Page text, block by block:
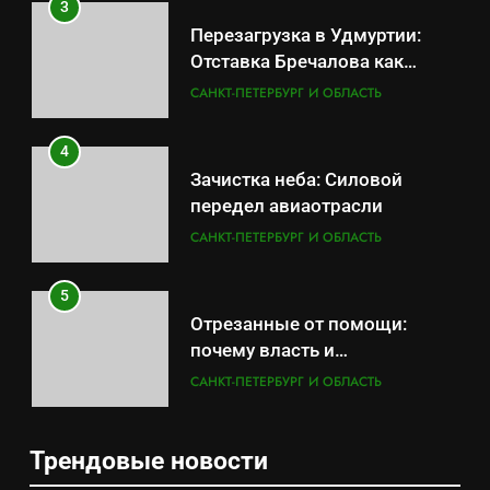
3
Перезагрузка в Удмуртии:
Отставка Бречалова как
результат управленческих
САНКТ-ПЕТЕРБУРГ И ОБЛАСТЬ
4
Зачистка неба: Силовой
передел авиаотрасли
САНКТ-ПЕТЕРБУРГ И ОБЛАСТЬ
5
Отрезанные от помощи:
почему власть и
маркетплейсы «умывают
САНКТ-ПЕТЕРБУРГ И ОБЛАСТЬ
«Ростех» разъедают изнутри:
Трендовые новости
5